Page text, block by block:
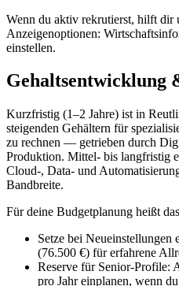
Wenn du aktiv rekrutierst, hilft dir
Anzeigenoptionen:
einstellen.
Gehaltsentwicklung
Kurzfristig (1–2 Jahre) ist in
steigenden Gehältern für
zu rechnen — getrieben durch
Produktion. Mittel- bis langfristig
Cloud-, Data- und
Bandbreite.
Für deine Budgetplanung heißt
Setze bei
(76.500 €) für erfahrene
Reserve für Senior-Profile:
pro Jahr einplanen, wenn